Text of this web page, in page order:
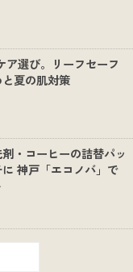
ア選び。リーフセーフ
夏の肌対策
・コーヒーの詰替パッ
神戸「エコノバ」で